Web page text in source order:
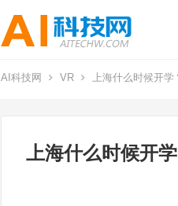
AI科技网 VR 上海什么时候开
上海什么时候开